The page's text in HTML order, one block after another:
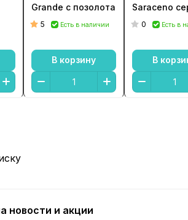
Grande с позолота
5 Есть в наличии
В корзину
Saraceno
0 Есть в
В
новости и акции